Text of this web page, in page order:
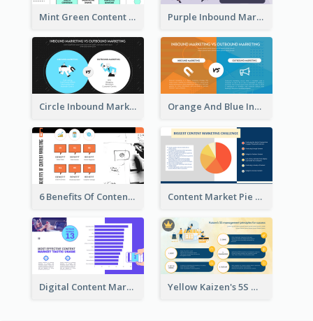
Mint Green Content Marketing Strategic Analysis Purple Inbound Marketing vs Outbound Marketing Strategic Analysis
Circle Inbound Marketing vs Outbound Marketing Strategic Analysis Orange And Blue Inbound Marketing vs Outbound Marketing Strategic Analysis
6 Benefits Of Content Marketing Strategic Analysis Content Market Pie Chart Strategic Analysis
Digital Content Marketing Strategic Analysis Yellow Kaizen's 5S Management Principles For Success Strategic Analysis